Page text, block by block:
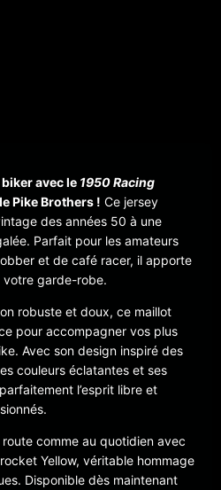
avec le 1950 Racing
Pike Brothers ! Ce jersey
des années 50 à une
Parfait pour les amateurs
et de café racer, il apporte
votre garde-robe.
robuste et doux, ce maillot
pour accompagner vos plus
Avec son design inspiré des
couleurs éclatantes et ses
l’esprit libre et
comme au quotidien avec
Yellow, véritable hommage
Disponible dès maintenant